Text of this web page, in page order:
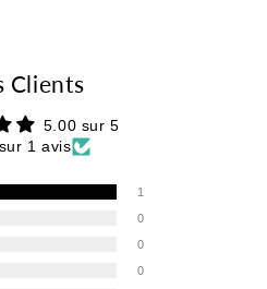
Clients
5.00 sur 5
1 avis
1
0
0
0